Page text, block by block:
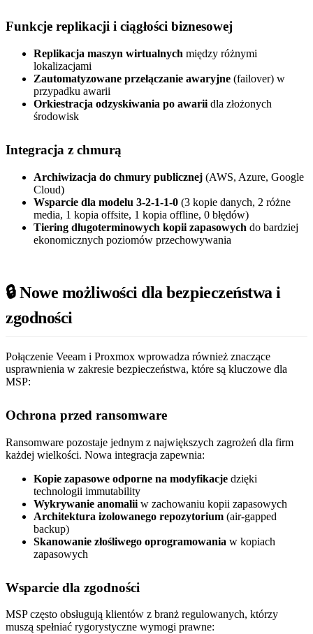
Funkcje replikacji i ciągłości biznesowej
Replikacja maszyn wirtualnych między różnymi
lokalizacjami
Zautomatyzowane przełączanie awaryjne (failover) w
przypadku awarii
Orkiestracja odzyskiwania po awarii dla złożonych
środowisk
Integracja z chmurą
Archiwizacja do chmury publicznej (AWS, Azure, Google
Cloud)
Wsparcie dla modelu 3-2-1-1-0 (3 kopie danych, 2 różne
media, 1 kopia offsite, 1 kopia offline, 0 błędów)
Tiering długoterminowych kopii zapasowych do bardziej
ekonomicznych poziomów przechowywania
🔒 Nowe możliwości dla bezpieczeństwa i
zgodności
Połączenie Veeam i Proxmox wprowadza również znaczące
usprawnienia w zakresie bezpieczeństwa, które są kluczowe dla
MSP:
Ochrona przed ransomware
Ransomware pozostaje jednym z największych zagrożeń dla firm
każdej wielkości. Nowa integracja zapewnia:
Kopie zapasowe odporne na modyfikacje dzięki
technologii immutability
Wykrywanie anomalii w zachowaniu kopii zapasowych
Architektura izolowanego repozytorium (air-gapped
backup)
Skanowanie złośliwego oprogramowania w kopiach
zapasowych
Wsparcie dla zgodności
MSP często obsługują klientów z branż regulowanych, którzy
muszą spełniać rygorystyczne wymogi prawne: